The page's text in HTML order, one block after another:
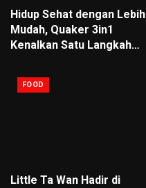
Hidup Sehat dengan Lebih
Mudah, Quaker 3in1
Kenalkan Satu Langkah…
FOOD
Little Ta Wan Hadir di